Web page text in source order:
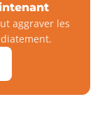
aggraver les